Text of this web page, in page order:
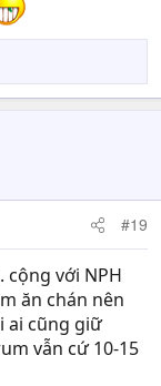
#19
với NPH
ăn chán nên
ai cũng giữ
vẫn cứ 10-15